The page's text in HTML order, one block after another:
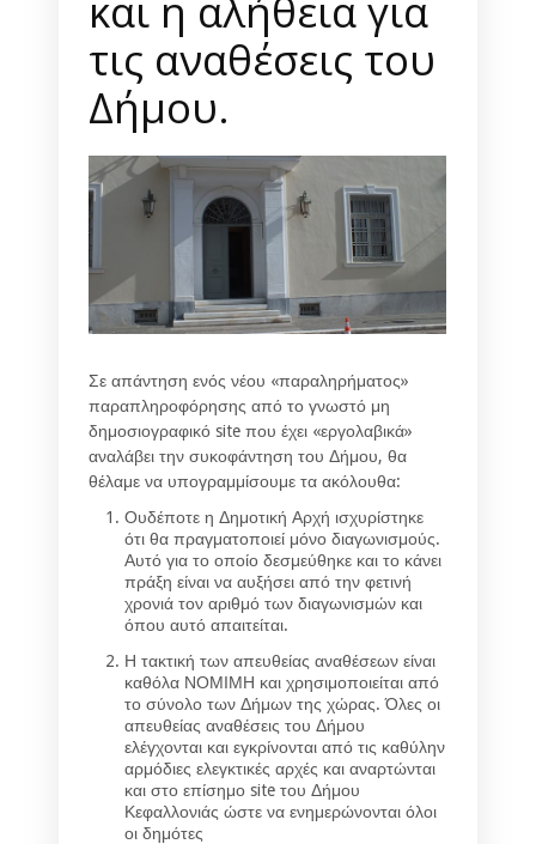
τις αναθέσεις του
Δήμου.
Σε απάντηση ενός νέου «παραληρήματος»
παραπληροφόρησης από το γνωστό μη
δημοσιογραφικό site που έχει «εργολαβικά»
αναλάβει την συκοφάντηση του Δήμου, θα
θέλαμε να υπογραμμίσουμε τα ακόλουθα:
Ουδέποτε η Δημοτική Αρχή ισχυρίστηκε
ότι θα πραγματοποιεί μόνο διαγωνισμούς.
Αυτό για το οποίο δεσμεύθηκε και το κάνει
πράξη είναι να αυξήσει από την φετινή
χρονιά τον αριθμό των διαγωνισμών και
όπου αυτό απαιτείται.
Η τακτική των απευθείας αναθέσεων είναι
καθόλα ΝΟΜΙΜΗ και χρησιμοποιείται από
το σύνολο των Δήμων της χώρας. Όλες οι
απευθείας αναθέσεις του Δήμου
ελέγχονται και εγκρίνονται από τις καθύλην
αρμόδιες ελεγκτικές αρχές και αναρτώνται
και στο επίσημο site του Δήμου
Κεφαλλονιάς ώστε να ενημερώνονται όλοι
οι δημότες